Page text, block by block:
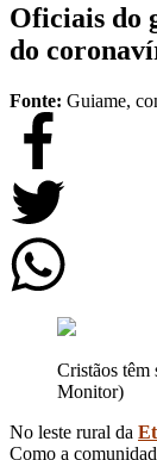
Oficiais do
do
Fonte: Guiame,
Cristãos têm
Monitor)
No leste rural da
Como a